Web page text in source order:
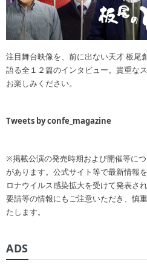
注目舞台映像を、前に出ない天才 板尾
語る全１２篇のインタビュー。貴重な
お楽しみください。
Tweets by confe_magazine
※掲載公演の発売時期および開催等に
があります。公式サイト等で最新情報
ロナウイルス感染拡大を受けて発表さ
要請等の情報にもご注意いただき、慎
たします。
ADS